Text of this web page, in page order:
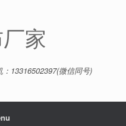
家
13316502397(微信同号)